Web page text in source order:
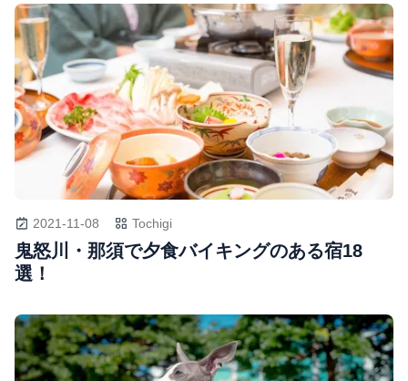
2021-11-08 Tochigi
鬼怒川・那須で夕食バイキングのある宿18
選！